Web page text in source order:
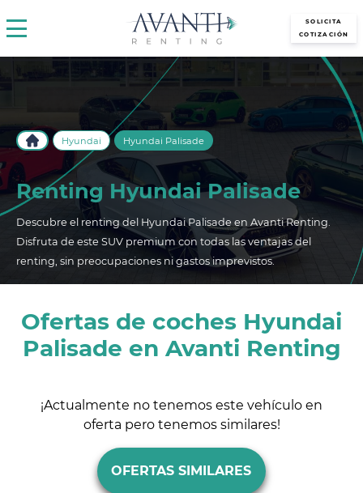
SOLICITA
COTIZACIÓN
Hyundai Hyundai Palisade
Renting Hyundai Palisade
Descubre el renting del Hyundai Palisade en Avanti Renting.
Disfruta de este SUV premium con todas las ventajas del
renting, sin preocupaciones ni gastos imprevistos.
Ofertas de coches Hyundai
Palisade en Avanti Renting
¡Actualmente no tenemos este vehículo en
oferta pero tenemos similares!
OFERTAS SIMILARES